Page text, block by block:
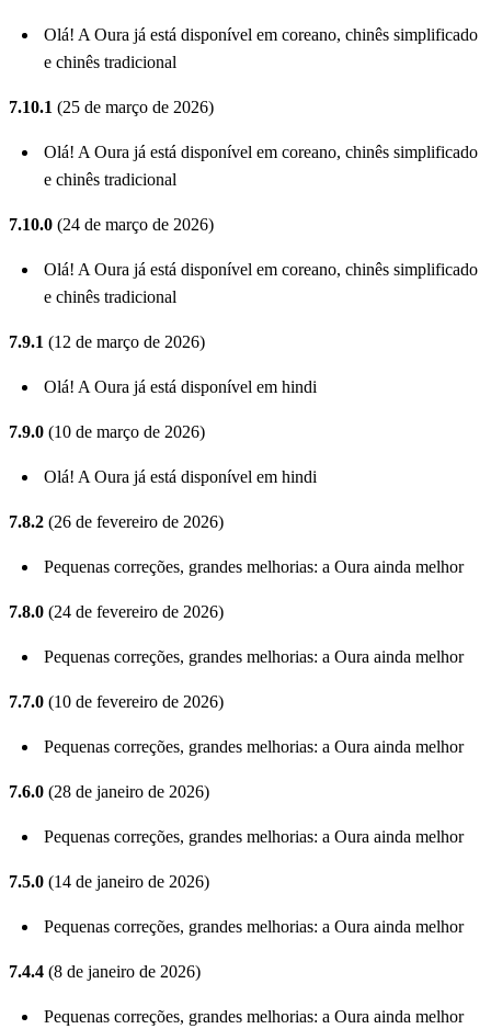
Olá! A Oura já está disponível em coreano, chinês simplificado
e chinês tradicional
7.10.1 (25 de março de 2026)
Olá! A Oura já está disponível em coreano, chinês simplificado
e chinês tradicional
7.10.0 (24 de março de 2026)
Olá! A Oura já está disponível em coreano, chinês simplificado
e chinês tradicional
7.9.1 (12 de março de 2026)
Olá! A Oura já está disponível em hindi
7.9.0 (10 de março de 2026)
Olá! A Oura já está disponível em hindi
7.8.2 (26 de fevereiro de 2026)
Pequenas correções, grandes melhorias: a Oura ainda melhor
7.8.0 (24 de fevereiro de 2026)
Pequenas correções, grandes melhorias: a Oura ainda melhor
7.7.0 (10 de fevereiro de 2026)
Pequenas correções, grandes melhorias: a Oura ainda melhor
7.6.0 (28 de janeiro de 2026)
Pequenas correções, grandes melhorias: a Oura ainda melhor
7.5.0 (14 de janeiro de 2026)
Pequenas correções, grandes melhorias: a Oura ainda melhor
7.4.4 (8 de janeiro de 2026)
Pequenas correções, grandes melhorias: a Oura ainda melhor